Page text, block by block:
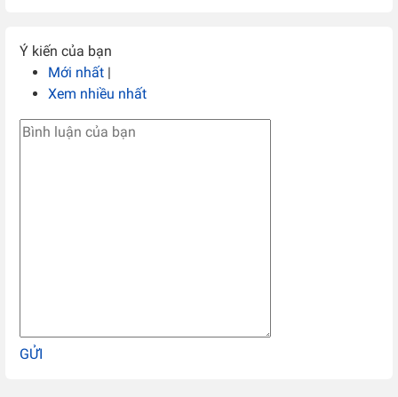
Ý kiến của bạn
Mới nhất |
Xem nhiều nhất
GỬI